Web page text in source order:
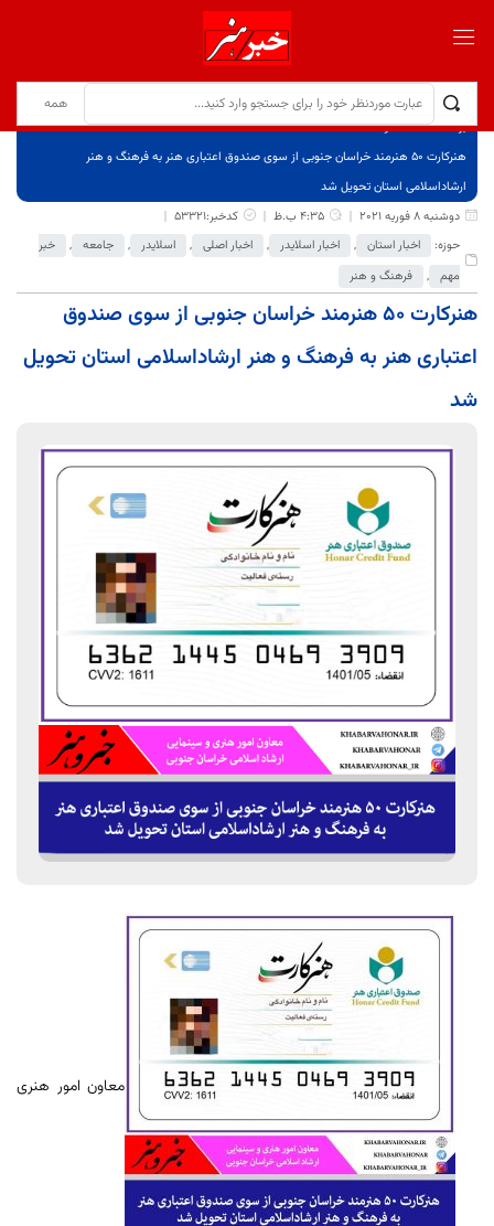
برگ نخست
نوشته‌ها
هنرکارت 50 هنرمند خراسان جنوبی از سوی صندوق اعتباری هنر به فرهنگ و هنر
ارشاداسلامی استان تحویل شد
دوشنبه 8 فوریه 2021
4:35 ب.ظ
کدخبر:53321
حوزه:
اخبار استان , اخبار اسلایدر , اخبار اصلی , اسلایدر , جامعه ,
خبر
مهم , فرهنگ و هنر
هنرکارت 50 هنرمند خراسان جنوبی از سوی صندوق
اعتباری هنر به فرهنگ و هنر ارشاداسلامی استان تحویل
شد
معاون امور هنری